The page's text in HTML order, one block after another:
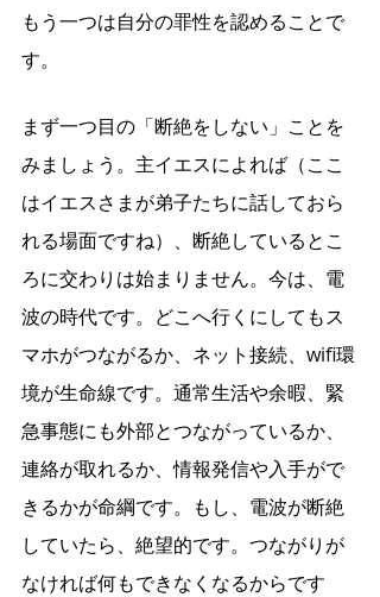
もう一つは自分の罪性を認めることで
す。
まず一つ目の「断絶をしない」ことを
みましょう。主イエスによれば（ここ
はイエスさまが弟子たちに話しておら
れる場面ですね）、断絶しているとこ
ろに交わりは始まりません。今は、電
波の時代です。どこへ行くにしてもス
マホがつながるか、ネット接続、wifi環
境が生命線です。通常生活や余暇、緊
急事態にも外部とつながっているか、
連絡が取れるか、情報発信や入手がで
きるかが命綱です。もし、電波が断絶
していたら、絶望的です。つながりが
なければ何もできなくなるからです